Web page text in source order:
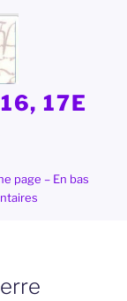
17E
page – En bas